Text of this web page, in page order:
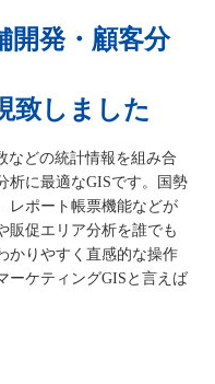
開発・顧客分
致しました
などの統計情報を組み合
析に最適なGISです。国勢
レポート帳票機能などが
販促エリア分析を誰でも
かりやすく直感的な操作
ーケティングGISと言えば